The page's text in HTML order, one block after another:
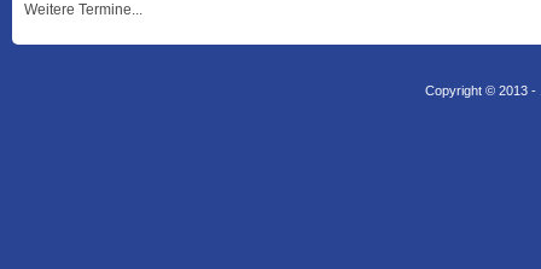
Weitere Termine...
Copyright © 2013